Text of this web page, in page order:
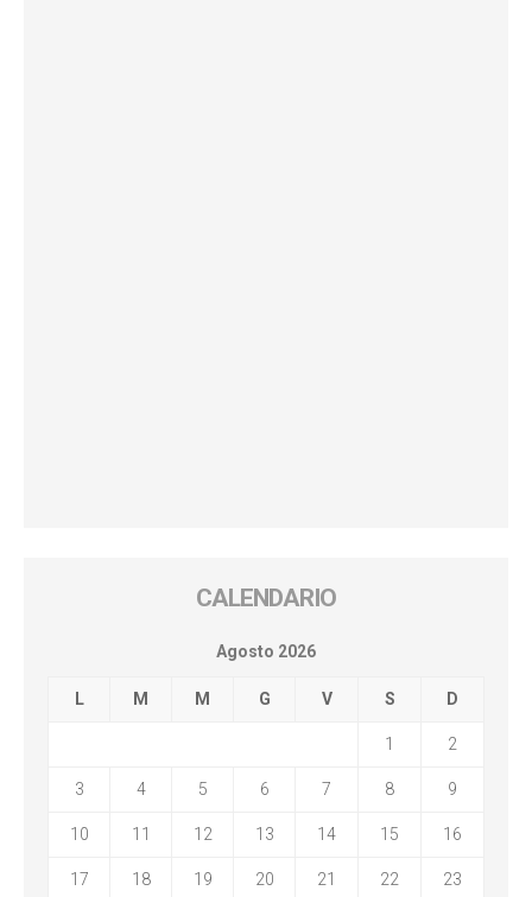
CALENDARIO
Agosto 2026
L M M G V S D
1 2
3 4 5 6 7 8 9
10 11 12 13 14 15 16
17 18 19 20 21 22 23